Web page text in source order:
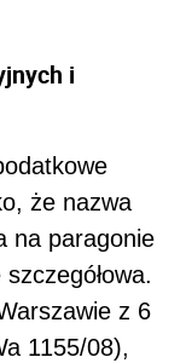
i
że nazwa
na paragonie
z 6
1155/08),